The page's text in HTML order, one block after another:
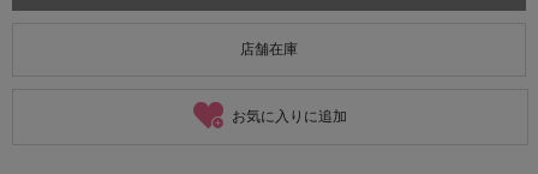
店舗在庫
お気に入りに追加